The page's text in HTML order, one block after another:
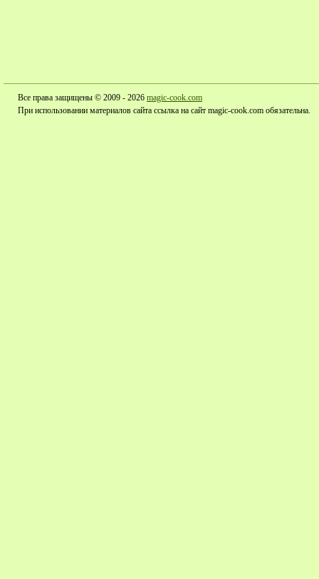
Все права защищены © 2009 - 2026 magic-cook.com
При использовании материалов сайта ссылка на сайт magic-cook.com обязательна.